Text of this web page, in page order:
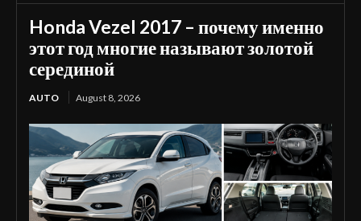
Honda Vezel 2017 – почему именно
этот год многие называют золотой
серединой
AUTO August 8, 2026